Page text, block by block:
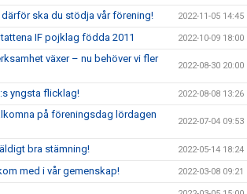
ska du stödja vår förening! 2022-11-05 14:45
IF pojklag födda 2011 2022-10-09 18:00
växer – nu behöver vi fler
2022-08-30 20:00
yngsta flicklag! 2022-08-08 13:26
på föreningsdag lördagen
2022-07-04 09:53
bra stämning! 2022-05-14 18:24
med i vår gemenskap! 2022-03-08 09:21